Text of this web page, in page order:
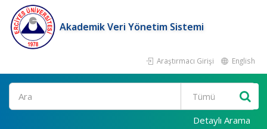
Akademik Veri Yönetim Sistemi
Araştırmacı Girişi English
Ara
Detaylı Arama